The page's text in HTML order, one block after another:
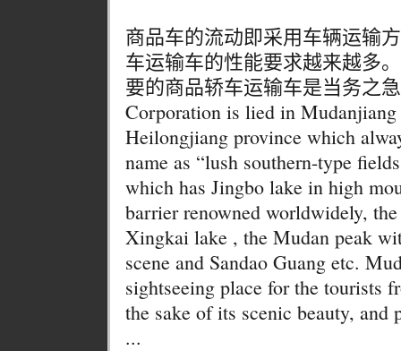
商品车的流动即采用车辆运输
车运输车的性能要求越来越多
要的商品轿车运输车是当务之
Corporation is lied in
Heilongjiang province which
name as “lush southern-type
which has Jingbo lake in high
barrier renowned worldwidely,
Xingkai lake , the Mudan peak
scene and Sandao Guang etc.
sightseeing place for the tourists
the sake of its scenic beauty, and
...